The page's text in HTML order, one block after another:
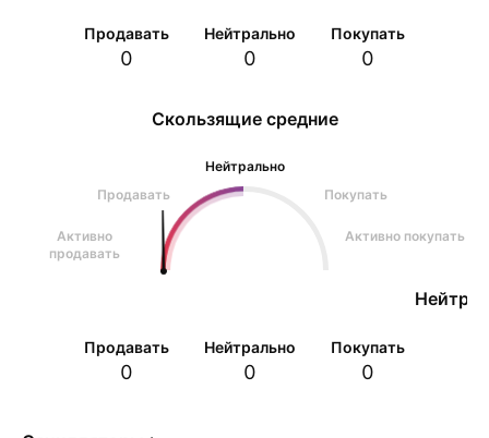
Продавать
0
Нейтрально
0
Покупать
0
Скользящие средние
Нейтрально
Продавать
Покупать
Активно
продавать
Активно покупать
Продавать
0
Нейтрально
0
Покупать
0